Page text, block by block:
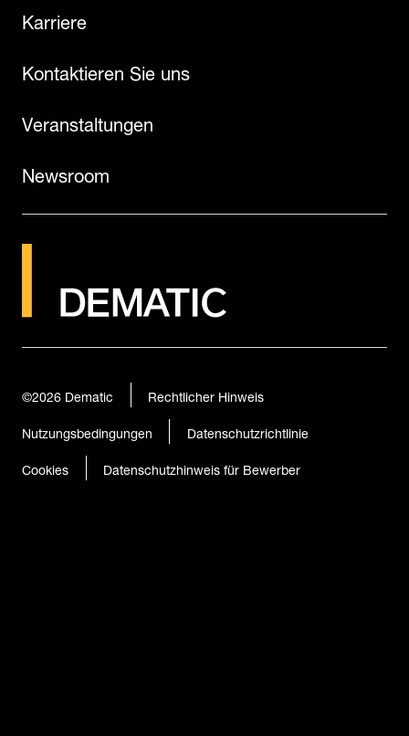
Karriere
Kontaktieren Sie uns
Veranstaltungen
Newsroom
©2026Dematic
Rechtlicher Hinweis
Nutzungsbedingungen
Datenschutzrichtlinie
Cookies
Datenschutzhinweis für Bewerber